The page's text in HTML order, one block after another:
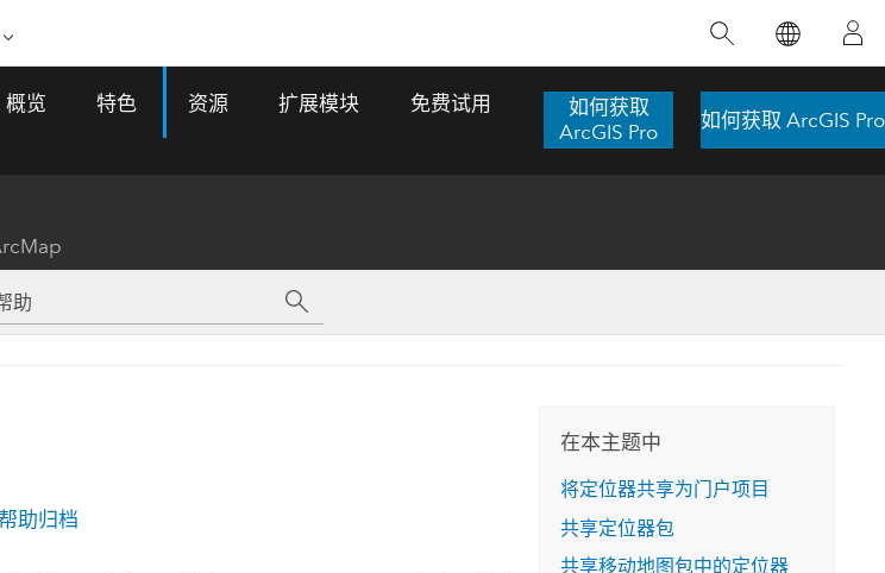
Esri 产品、合作伙伴产品和开发
互式地图，探索产品功能，或者直接开始免
周围环境的关系。
新
行业新闻和 ArcGIS 更新
动提供了有力支持。
伴
士
数字孪生体
推荐书籍
转至书籍详情
概览 特色 资源 扩展模块 免费试用
如何获取
ArcGIS Pro
如何获取 ArcGIS Pro
助归档
在本主题中
将定位器共享为门户项目
共享定位器包
共享移动地图包中的定位器